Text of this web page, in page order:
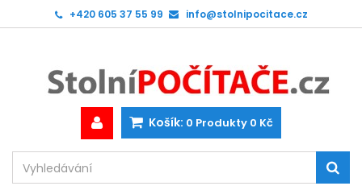
+420 605 37 55 99 info@stolnipocitace.cz
Košík: 0 Produkty 0 Kč